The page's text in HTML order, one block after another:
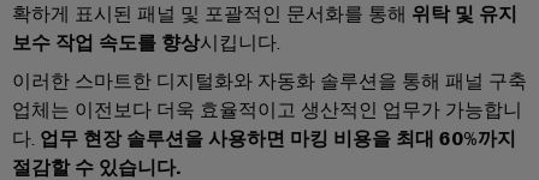
및
가
스
통
합
솔
업
체
PCB
커
넥
동
화
및
ALL
SERVICES
확하게 표시된 패널 및 포괄적인 문서화를 통해 위탁 및 유지
보수 작업 속도를 향상시킵니다.
이러한 스마트한 디지털화와 자동화 솔루션을 통해 패널 구축
업체는 이전보다 더욱 효율적이고 생산적인 업무가 가능합니
다. 업무 현장 솔루션을 사용하면 마킹 비용을 최대 60%까지
절감할 수 있습니다.